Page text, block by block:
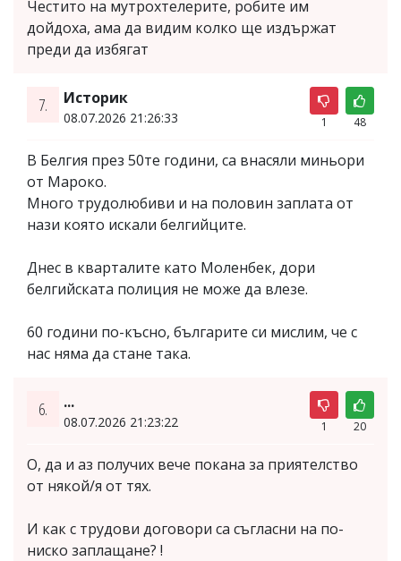
Честито на мутрохтелерите, робите им
дойдоха, ама да видим колко ще издържат
преди да избягат
7. Историк
08.07.2026 21:26:33 1 48
В Белгия през 50те години, са внасяли миньори
от Мароко.
Много трудолюбиви и на половин заплата от
нази която искали белгийците.
Днес в кварталите като Моленбек, дори
белгийската полиция не може да влезе.
60 години по-късно, българите си мислим, че с
нас няма да стане така.
6. ...
08.07.2026 21:23:22 1 20
О, да и аз получих вече покана за приятелство
от някой/я от тях.
И как с трудови договори са съгласни на по-
ниско заплащане? !